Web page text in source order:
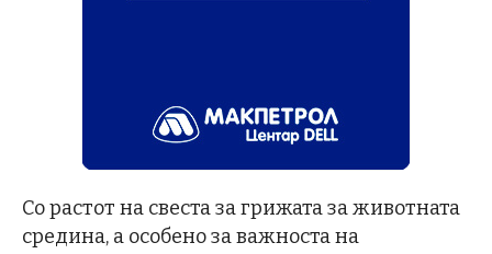
Со растот на свеста за грижата за животната
средина, а особено за важноста на